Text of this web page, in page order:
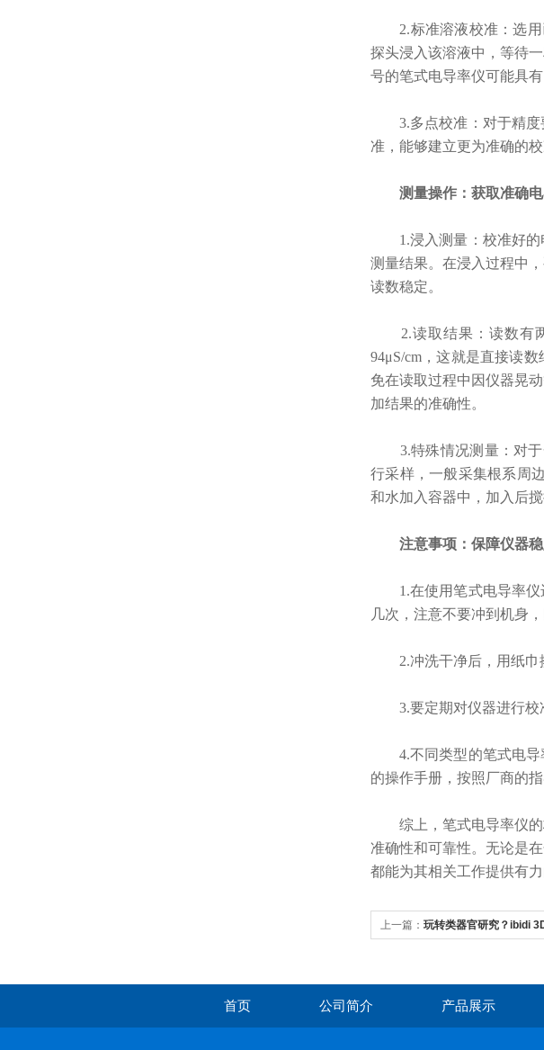
2.标准溶液校准：选
探头浸入该溶液中，等待
号的笔式电导率仪可能具
3.多点校准： 对于精
准，能够建立更为准确的
测量操作：获取准确电
1.浸入测量： 校准好
测量结果。在浸入过程中
读数稳定。
2.读取结果：读数有
94μS/cm，这就是直接读
免在读取过程中因仪器晃
加结果的准确性。
3.特殊情况测量： 对
行采样，一般采集根系周
和水加入容器中，加入后
注意事项：保障仪器
1.在使用笔式电导率仪
几次，注意不要冲到机身
2.冲洗干净后，用纸巾
3.要定期对仪器进行校
4.不同类型的笔式电
的操作手册，按照厂商的指
综上，笔式电导率仪的
准确性和可靠性。无论是
都能为其相关工作提供有力
上一篇： 玩转类器官研究？ibidi
首页 公司简介 产品展示